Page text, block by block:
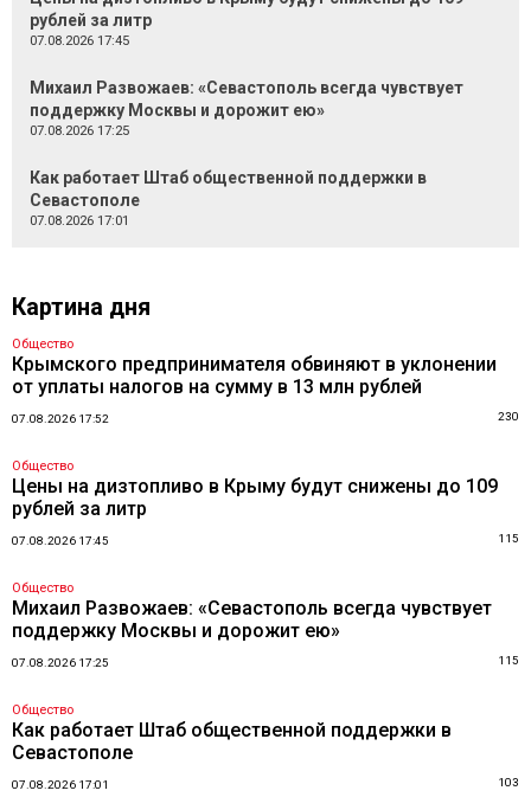
рублей за литр
07.08.2026 17:45
Михаил Развожаев: «Севастополь всегда чувствует
поддержку Москвы и дорожит ею»
07.08.2026 17:25
Как работает Штаб общественной поддержки в
Севастополе
07.08.2026 17:01
Картина дня
Общество
Крымского предпринимателя обвиняют в уклонении
от уплаты налогов на сумму в 13 млн рублей
07.08.2026 17:52 230
Общество
Цены на дизтопливо в Крыму будут снижены до 109
рублей за литр
07.08.2026 17:45 115
Общество
Михаил Развожаев: «Севастополь всегда чувствует
поддержку Москвы и дорожит ею»
07.08.2026 17:25 115
Общество
Как работает Штаб общественной поддержки в
Севастополе
07.08.2026 17:01 103